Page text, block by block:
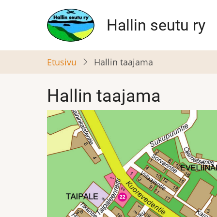
pääsisältöön
Hallin seutu ry
Etusivu Hallin taajama
Hallin taajama